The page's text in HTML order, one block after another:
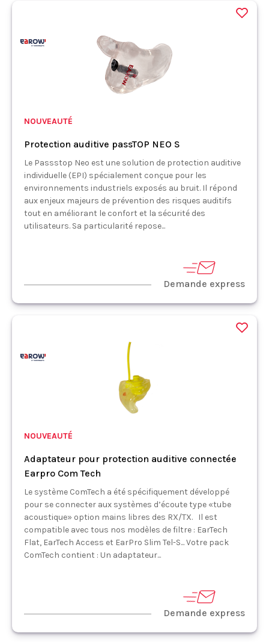
NOUVEAUTÉ
Protection auditive passTOP NEO S
Le Passstop Neo est une solution de protection auditive
individuelle (EPI) spécialement conçue pour les
environnements industriels exposés au bruit. Il répond
aux enjeux majeurs de prévention des risques auditifs
tout en améliorant le confort et la sécurité des
utilisateurs. Sa particularité repose...
Demande express
NOUVEAUTÉ
Adaptateur pour protection auditive connectée
Earpro Com Tech
Le système ComTech a été spécifiquement développé
pour se connecter aux systèmes d’écoute type «tube
acoustique» option mains libres des RX/TX. Il est
compatible avec tous nos modèles de filtre : EarTech
Flat, EarTech Access et EarPro Slim Tel-S... Votre pack
ComTech contient : Un adaptateur...
Demande express